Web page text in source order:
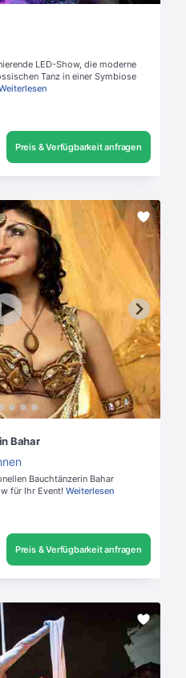
LED-Show, die moderne
Tanz in einer Symbiose
Preis & Verfügbarkeit anfragen
Bahar
Bauchtänzerin Bahar
für Ihr Event! Weiterlesen
Preis & Verfügbarkeit anfragen